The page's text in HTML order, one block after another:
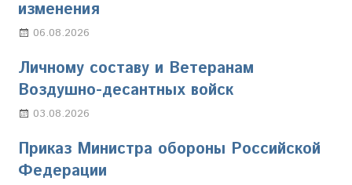
изменения
06.08.2026
Личному составу и Ветеранам
Воздушно-десантных войск
03.08.2026
Приказ Министра обороны Российской
Федерации